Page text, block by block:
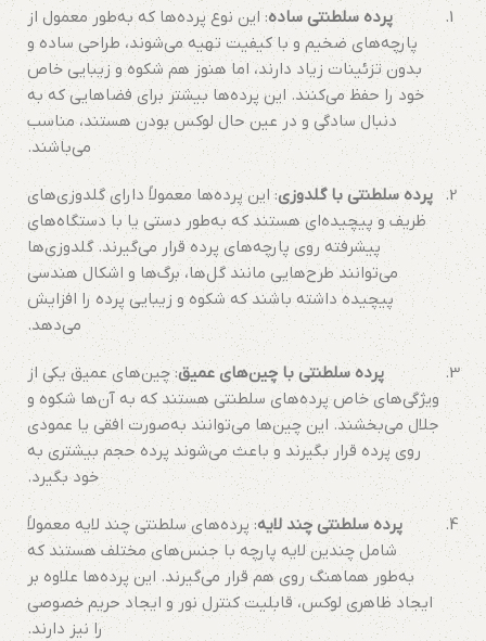
پرده سلطنتی ساده: این نوع پرده‌ها که به‌طور معمول از
پارچه‌های ضخیم و با کیفیت تهیه می‌شوند، طراحی ساده و
بدون تزئینات زیاد دارند، اما هنوز هم شکوه و زیبایی خاص
خود را حفظ می‌کنند. این پرده‌ها بیشتر برای فضاهایی که به
دنبال سادگی و در عین حال لوکس بودن هستند، مناسب
می‌باشند.
پرده سلطنتی با گلدوزی: این پرده‌ها معمولاً دارای گلدوزی‌های
ظریف و پیچیده‌ای هستند که به‌طور دستی یا با دستگاه‌های
پیشرفته روی پارچه‌های پرده قرار می‌گیرند. گلدوزی‌ها
می‌توانند طرح‌هایی مانند گل‌ها، برگ‌ها و اشکال هندسی
پیچیده داشته باشند که شکوه و زیبایی پرده را افزایش
می‌دهد.
پرده سلطنتی با چین‌های عمیق: چین‌های عمیق یکی از
ویژگی‌های خاص پرده‌های سلطنتی هستند که به آن‌ها شکوه و
جلال می‌بخشند. این چین‌ها می‌توانند به‌صورت افقی یا عمودی
روی پرده قرار بگیرند و باعث می‌شوند پرده حجم بیشتری به
خود بگیرد.
پرده سلطنتی چند لایه: پرده‌های سلطنتی چند لایه معمولاً
شامل چندین لایه پارچه با جنس‌های مختلف هستند که
به‌طور هماهنگ روی هم قرار می‌گیرند. این پرده‌ها علاوه بر
ایجاد ظاهری لوکس، قابلیت کنترل نور و ایجاد حریم خصوصی
را نیز دارند.